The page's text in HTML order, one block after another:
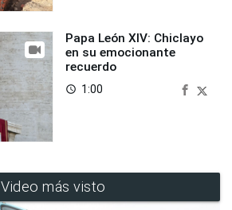
Papa León XIV: Chiclayo
en su emocionante
recuerdo
access_time 1:00
Video más visto